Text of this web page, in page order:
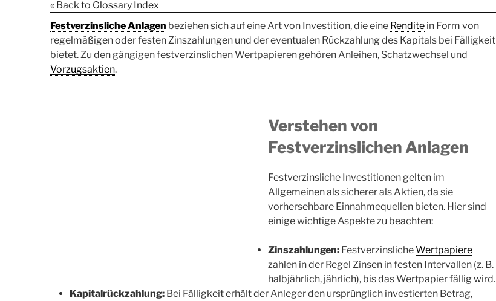
« Back to Glossary Index
Festverzinsliche Anlagen beziehen sich auf eine Art von Investition, die eine Rendite in Form von
regelmäßigen oder festen Zinszahlungen und der eventualen Rückzahlung des Kapitals bei Fälligkeit
bietet. Zu den gängigen festverzinslichen Wertpapieren gehören Anleihen, Schatzwechsel und
Vorzugsaktien.
Verstehen von
Festverzinslichen Anlagen
Festverzinsliche Investitionen gelten im
Allgemeinen als sicherer als Aktien, da sie
vorhersehbare Einnahmequellen bieten. Hier sind
einige wichtige Aspekte zu beachten:
Zinszahlungen: FestverzinslicheWertpapiere
zahlen in der Regel Zinsen in festen Intervallen (z. B.
halbjährlich, jährlich), bis das Wertpapier fällig wird.
Kapitalrückzahlung: Bei Fälligkeit erhält der Anleger den ursprünglich investierten Betrag,